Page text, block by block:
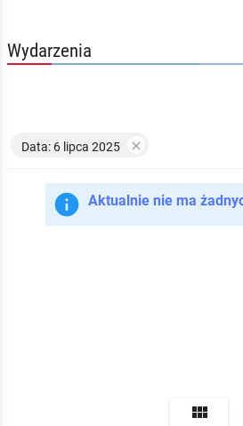
Wydarzenia

Data: 6 lipca 2025 
 Aktualnie nie ma